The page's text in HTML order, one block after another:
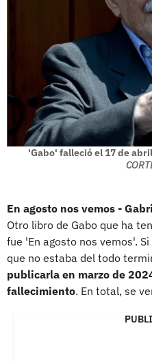
'Gabo' falleció el 17 de
En agosto nos vemos -
Otro libro de Gabo que ha
fue 'En agosto nos vemos'.
que no estaba del todo
publicarla en marzo de
fallecimiento. En total, se